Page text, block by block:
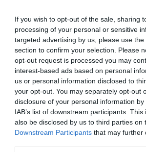
If you wish to opt-out of the sale, sharing
processing of your personal or sensitive
targeted advertising by us, please use
section to confirm your selection. Please
opt-out request is processed you may
interest-based ads based on personal
us or personal information disclosed to
your opt-out. You may separately opt-out
disclosure of your personal information
IAB’s list of downstream participants.
also be disclosed by us to third parties on
Downstream Participants that may further